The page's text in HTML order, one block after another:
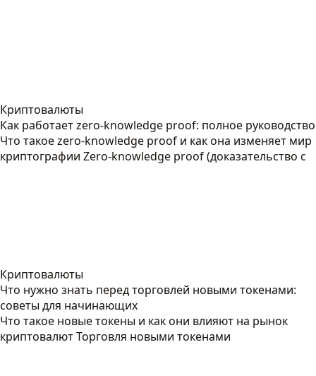
Криптовалюты
Как работает zero-knowledge proof: полное руководство
Что такое zero-knowledge proof и как она изменяет мир
криптографии Zero-knowledge proof (доказательство с
Криптовалюты
Что нужно знать перед торговлей новыми токенами:
советы для начинающих
Что такое новые токены и как они влияют на рынок
криптовалют Торговля новыми токенами